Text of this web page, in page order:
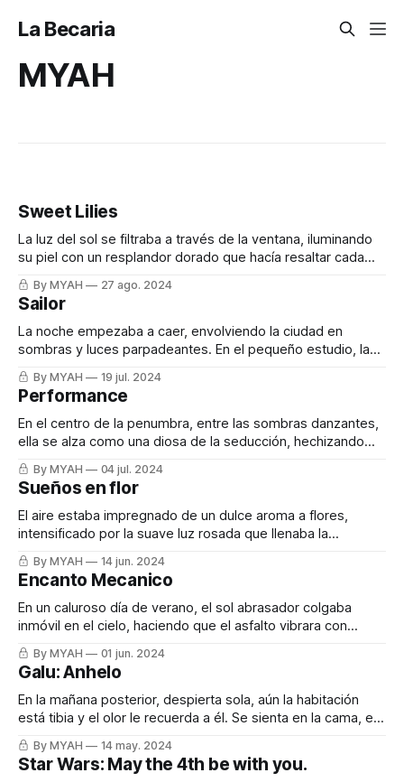
La Becaria
MYAH
Sweet Lilies
La luz del sol se filtraba a través de la ventana, iluminando
su piel con un resplandor dorado que hacía resaltar cada
curva y cada tatuaje que adornaba su cuerpo. Observas
desde un rincón, hipnotizado por la suavidad de sus
movimientos. Su cabello caía delicadamente sobre sus
hombros mientras su
By MYAH 27 ago. 2024
Sailor
La noche empezaba a caer, envolviendo la ciudad en
sombras y luces parpadeantes. En el pequeño estudio, la
cálida luz de una lámpara de escritorio iluminaba
suavemente a una mujer vestida como una marinera, con
una blusa de encaje blanco y una falda plisada azul marino
que apenas cubría sus
By MYAH 19 jul. 2024
Performance
En el centro de la penumbra, entre las sombras danzantes,
ella se alza como una diosa de la seducción, hechizando
con cada movimiento, cada giro de cadera, cada roce de
piel satinada. La música, un susurro sensual en el aire
cargado de anticipación, la envuelve mientras se desliza
con gracia
By MYAH 04 jul. 2024
Sueños en flor
El aire estaba impregnado de un dulce aroma a flores,
intensificado por la suave luz rosada que llenaba la
habitación. En el centro, una joven de cabellos oscuros se
balanceaba suavemente en un columpio adornado con
flores, sus ojos soñadores fijos en algún punto lejano.
Llevaba una falda de colegiala
By MYAH 14 jun. 2024
Encanto Mecanico
En un caluroso día de verano, el sol abrasador colgaba
inmóvil en el cielo, haciendo que el asfalto vibrara con
ondas de calor. En medio de este paisaje desolado, un
coche se detuvo abruptamente, dejando escapar un último
suspiro de vapor. Tami, una joven rubia de figura esbelta y
conocimientos
By MYAH 01 jun. 2024
Galu: Anhelo
En la mañana posterior, despierta sola, aún la habitación
está tibia y el olor le recuerda a él. Se sienta en la cama, el
cabello desordenado cayendo sobre sus hombros, y cierra
los ojos, dejando que los recuerdos de la noche anterior la
envuelvan.La tibieza que él dejó en
By MYAH 14 may. 2024
Star Wars: May the 4th be with you.